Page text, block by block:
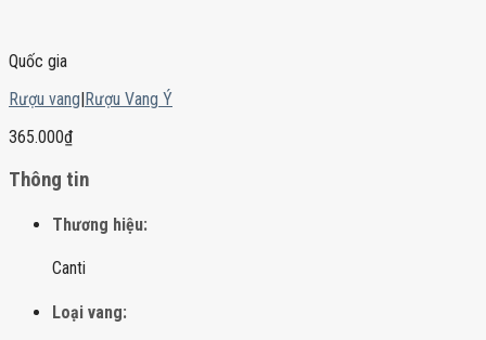
Quốc gia
Rượu vang|Rượu Vang Ý
365.000₫
Thông tin
Thương hiệu:
Canti
Loại vang: